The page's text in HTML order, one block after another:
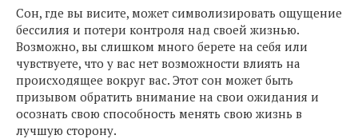
Сон, где вы висите, может символизировать ощущение
бессилия и потери контроля над своей жизнью.
Возможно, вы слишком много берете на себя или
чувствуете, что у вас нет возможности влиять на
происходящее вокруг вас. Этот сон может быть
призывом обратить внимание на свои ожидания и
осознать свою способность менять свою жизнь в
лучшую сторону.